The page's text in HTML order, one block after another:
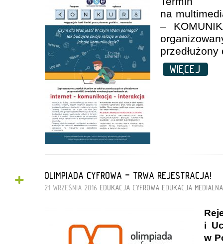
na
–
przedłużony
WIĘCEJ
+ OLIMPIADA CYFROWA - TRWA REJESTRACJA!
21 WRZEŚNIA 2016 EDUKACJA CYFROWA EDUKACJA MEDIALNA
i
w